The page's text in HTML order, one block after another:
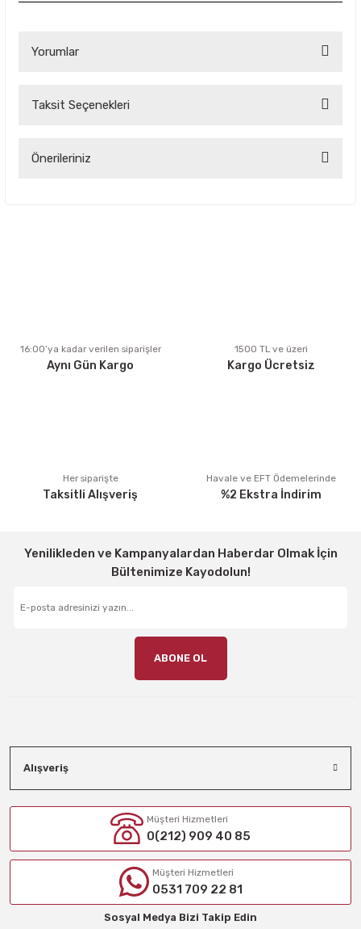
Yorumlar
Bu ürüne ilk yorumu siz yapın!
Taksit Seçenekleri
Önerileriniz
Ürün fiyatı diğer sitelerden daha pahalı.
Bu ürüne benzer farklı alternatifler olmalı.
16:00’ya kadar verilen siparişler
Aynı Gün Kargo
1500 TL ve üzeri
Kargo Ücretsiz
Her siparişte
Taksitli Alışveriş
Havale ve EFT Ödemelerinde
%2 Ekstra İndirim
Yenilikleden ve Kampanyalardan Haberdar Olmak İçin
Bültenimize Kayodolun!
ABONE OL
Alışveriş
Müşteri Hizmetleri
0(212) 909 40 85
Müşteri Hizmetleri
0531 709 22 81
Sosyal Medya Bizi Takip Edin